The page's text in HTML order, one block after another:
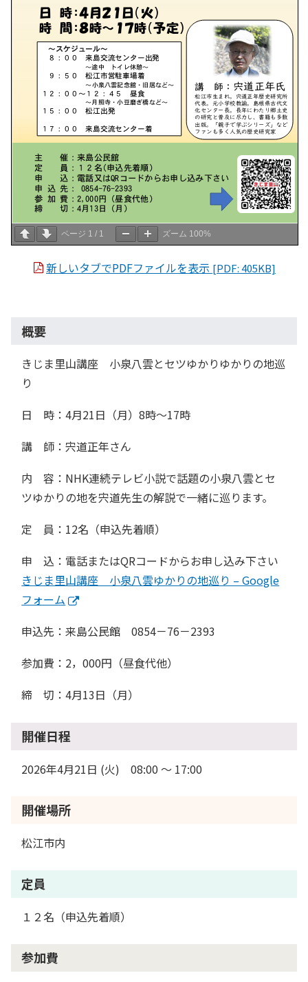
ページ 1 / 1 ズーム 100%
新しいタブでPDFファイルを表示 [PDF: 405KB]
概要
きじま里山講座 小泉八雲とセツゆかりゆかりの地巡
り
日 時：4月21日（月）8時～17時
講 師：宍道正年さん
内 容：NHK連続テレビ小説で話題の小泉八雲とセ
ツゆかりの地を宍道先生の解説で一緒に巡ります。
定 員：12名（申込先着順）
申 込：電話またはQRコードからお申し込み下さい
きじま里山講座 小泉八雲ゆかりの地巡り – Google
フォーム
申込先：来島公民館 0854－76－2393
参加費：2，000円（昼食代他）
締 切：4月13日（月）
開催日程
2026年4月21日 (火) 08:00 〜 17:00
開催場所
松江市内
定員
１２名（申込先着順）
参加費